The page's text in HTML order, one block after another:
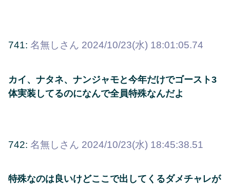
741: 名無しさん 2024/10/23(水) 18:01:05.74
カイ、ナタネ、ナンジャモと今年だけでゴースト3
体実装してるのになんで全員特殊なんだよ
742: 名無しさん 2024/10/23(水) 18:45:38.51
特殊なのは良いけどここで出してくるダメチャレが